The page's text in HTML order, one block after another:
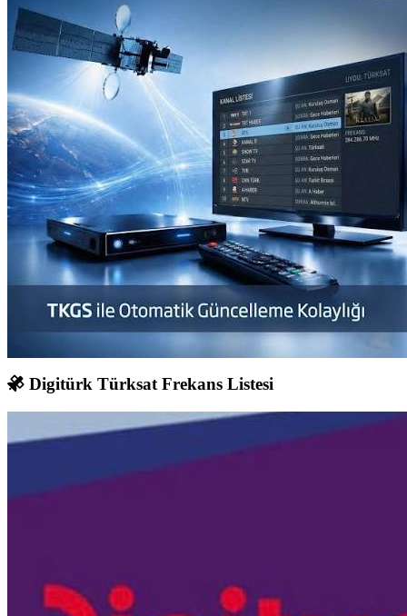
Digitürk Türksat Frekans Listesi